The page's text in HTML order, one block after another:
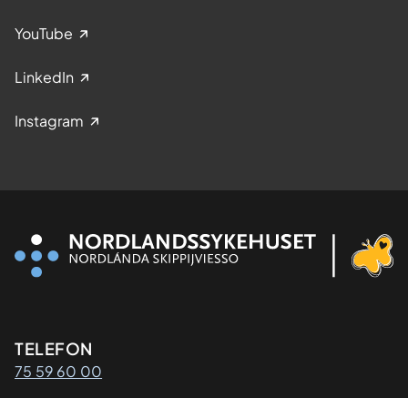
YouTube
LinkedIn
Instagram
Kontaktinformasjon
TELEFON
75 59 60 00